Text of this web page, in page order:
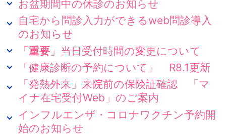
お盆期間中の休診のお知らせ
自宅から問診入力ができるweb問診導入
のお知らせ
「重要 」当日受付時間の変更について
「健康診断の予約について」 R8.1更新
「発熱外来」来院前の保険証確認 「マ
イナ在宅受付Web」のご案内
インフルエンザ・コロナワクチン予約開
始のお知らせ